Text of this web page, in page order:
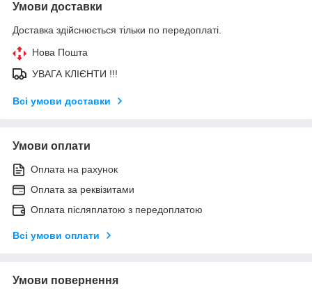
Умови доставки
Доставка здійснюється тільки по передоплаті.
Нова Пошта
УВАГА КЛІЄНТИ !!!
Всі умови доставки
Умови оплати
Оплата на рахунок
Оплата за реквізитами
Оплата післяплатою з передоплатою
Всі умови оплати
Умови повернення